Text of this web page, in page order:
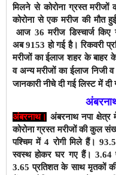
मिलने से कोरोना ग्रस्त
कोरोना से एक मरीज की मौत
आज 36 मरीज डिस्चार्ज किए
अब9153 हो गई है। रिकवरी
मरीजोंका ईलाज शहर के बाहर
व अन्य मरीजों का ईलाज निजी
जानकारी नीचे दी गई लिस्ट में दी
अंबरनाथ। अंबरनाथ नपा
कोरोना ग्रस्त मरीजों की कुल
पश्चिम में 4 रोगी मिले हैं। 93
स्वस्थ होकर घर गए हैं।3.64
3.65 प्रतिशत के साथ मृतकों